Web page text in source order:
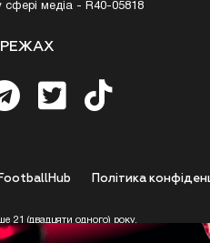
сфері медіа - R40-05818
Полiтика
21 (двадцяти одного) року.
цим підтверджує, що досяг 21-річного